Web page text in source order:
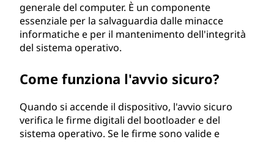
generale del computer. È un componente
essenziale per la salvaguardia dalle minacce
informatiche e per il mantenimento dell'integrità
del sistema operativo.
Come funziona l'avvio sicuro?
Quando si accende il dispositivo, l'avvio sicuro
verifica le firme digitali del bootloader e del
sistema operativo. Se le firme sono valide e